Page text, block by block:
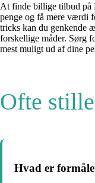
At finde billige tilbud på
penge og få mere værdi
tricks kan du genkende
forskellige måder. Sørg
mest muligt ud af dine
Ofte
Hvad er